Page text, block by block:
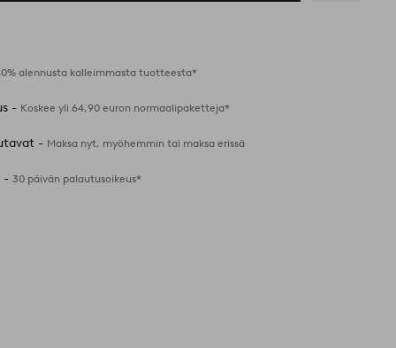
alennusta kalleimmasta tuotteesta*
- Koskee yli 64,90 euron normaalipaketteja*
- Maksa nyt, myöhemmin tai maksa erissä
-30 päivän palautusoikeus*